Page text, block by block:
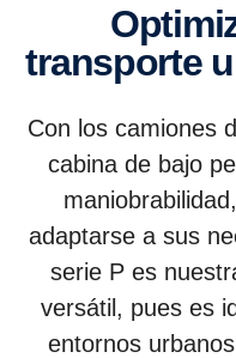
Optimizada para el
transporte
Con los camiones
cabina de bajo
adaptarse a sus
serie P es
versátil, pues es
entornos